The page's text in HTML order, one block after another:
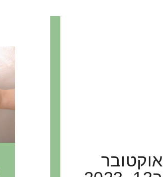
אוקטובר